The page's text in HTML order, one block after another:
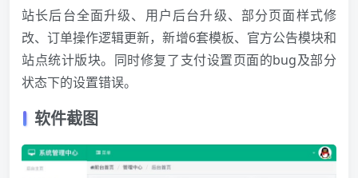
站长后台全面升级、用户后台升级、部分页面样式修
改、订单操作逻辑更新，新增6套模板、官方公告模块和
站点统计版块。同时修复了支付设置页面的bug及部分
状态下的设置错误。
软件截图